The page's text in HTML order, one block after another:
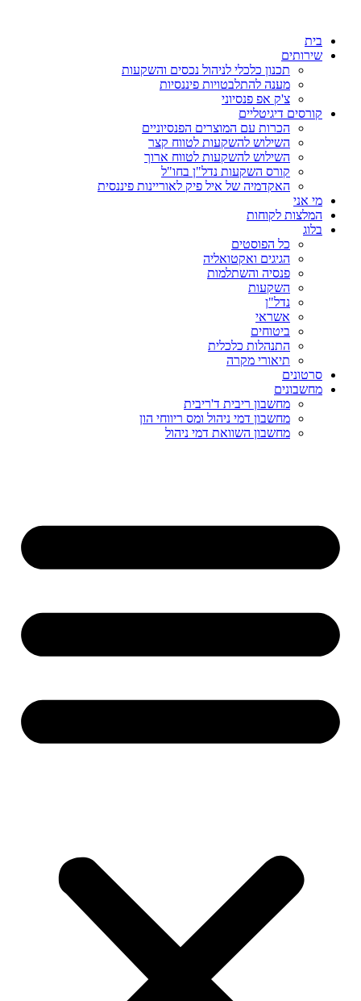
בית
שירותים
תכנון כלכלי לניהול נכסים והשקעות
מענה להתלבטויות פיננסיות
צ'ק אפ פנסיוני
קורסים דיגיטליים
הכרות עם המוצרים הפנסיוניים
השילוש להשקעות לטווח קצר
השילוש להשקעות לטווח ארוך
קורס השקעות נדל"ן בחו"ל
האקדמיה של איל פיק לאוריינות פיננסית
מי אני
המלצות לקוחות
בלוג
כל הפוסטים
הגיגים ואקטואליה
פנסיה והשתלמות
השקעות
נדל"ן
אשראי
ביטוחים
התנהלות כלכלית
תיאורי מקרה
סרטונים
מחשבונים
מחשבון ריבית ד'ריבית
מחשבון דמי ניהול ומס ריווחי הון
מחשבון השוואת דמי ניהול